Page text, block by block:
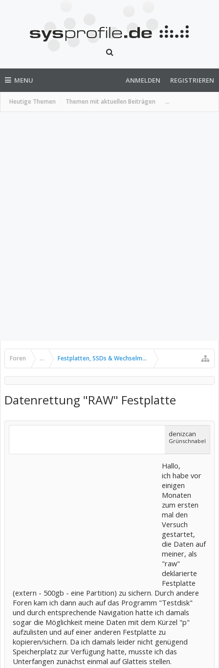
MENU
Heutige Themen Themen mit aktuellen Beiträgen ...
ANMELDEN REGISTRIEREN
Foren ... Festplatten, SSDs & Wechselmedien
Datenrettung "RAW" Festplatte
denizcan
Grünschnabel
Hallo,
ich habe vor
einigen
Monaten
zum ersten
mal den
Versuch
gestartet,
die Daten auf
meiner, als
"raw"
deklarierte
Festplatte
(extern - 500gb - eine Partition) zu sichern. Durch andere
Foren kam ich dann auch auf das Programm "Testdisk"
und durch entsprechende Navigation hatte ich damals
sogar die Möglichkeit meine Daten mit dem Kürzel "p"
aufzulisten und auf einer anderen Festplatte zu
kopieren/sichern. Da ich damals leider nicht genügend
Speicherplatz zur Verfügung hatte, musste ich das
Unterfangen zunächst einmal auf Glatteis stellen.